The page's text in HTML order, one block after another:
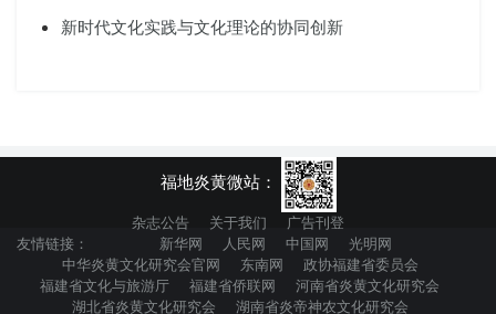
新时代文化实践与文化理论的协同创新
福地炎黄微站：
杂志公告 关于我们
广告刊登
友情链接：
新华网 人民网 中国网
光明网
中华炎黄文化研究会官网
东南网
政协福建省委员会
福建省文化与旅游厅
福建省侨联网
河南省炎黄文化研究会
湖北省炎黄文化研究会
湖南省炎帝神农文化研究会